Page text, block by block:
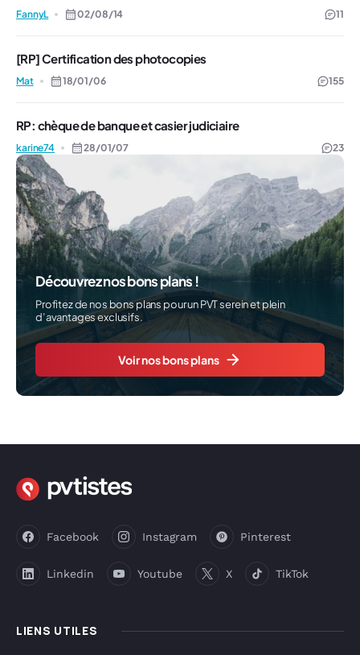
FannyL 02/08/14 11
[RP] Certification des photocopies
Mat 18/01/06 155
RP: chèque de banque et casier judiciaire
karine74 28/01/07 23
Découvrez nos bons plans !
Profitez de nos bons plans pour un PVT serein et plein
d’avantages exclusifs.
Voir nos bons plans
LIENS UTILES
Facebook Instagram Pinterest
Linkedin Youtube X TikTok